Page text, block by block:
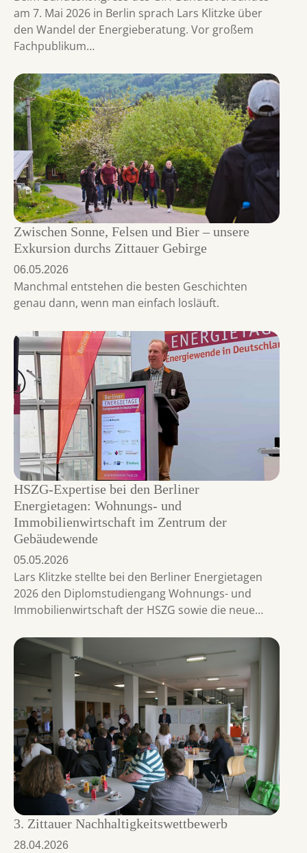
am 7. Mai 2026 in Berlin sprach Lars Klitzke über
den Wandel der Energieberatung. Vor großem
Fachpublikum…
Zwischen Sonne, Felsen und Bier – unsere
Exkursion durchs Zittauer Gebirge
06.05.2026
Manchmal entstehen die besten Geschichten
genau dann, wenn man einfach losläuft.
HSZG-Expertise bei den Berliner
Energietagen: Wohnungs- und
Immobilienwirtschaft im Zentrum der
Gebäudewende
05.05.2026
Lars Klitzke stellte bei den Berliner Energietagen
2026 den Diplomstudiengang Wohnungs- und
Immobilienwirtschaft der HSZG sowie die neue…
3. Zittauer Nachhaltigkeitswettbewerb
28.04.2026